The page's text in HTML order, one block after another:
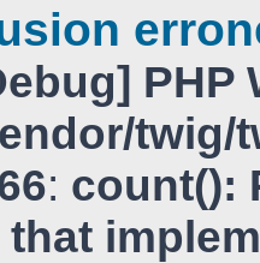
PHP
: count():